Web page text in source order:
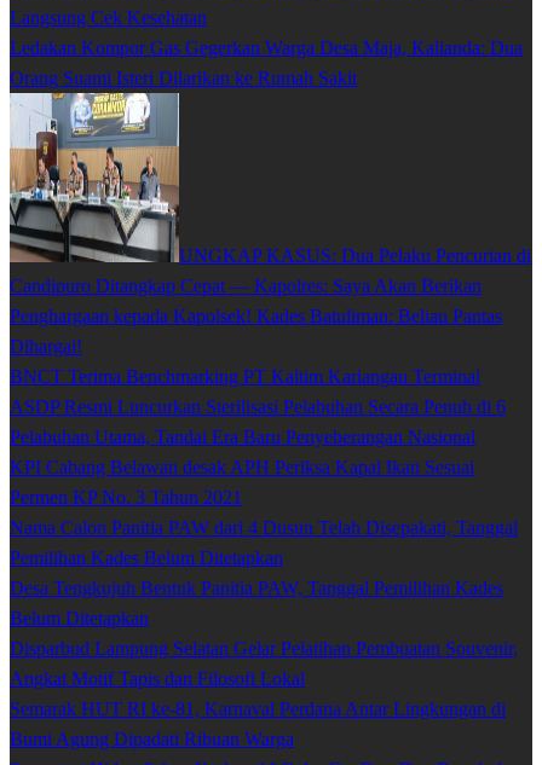
Langsung Cek Kesehatan
Ledakan Kompor Gas Gegerkan Warga Desa Maja, Kalianda: Dua
Orang Suami Isteri Dilarikan ke Rumah Sakit
UNGKAP KASUS: Dua Pelaku Pencurian di
Candipuro Ditangkap Cepat — Kapolres: Saya Akan Berikan
Penghargaan kepada Kapolsek! Kades Batuliman: Beliau Pantas
Dihargai!
BNCT Terima Benchmarking PT Kaltim Kariangau Terminal
ASDP Resmi Luncurkan Sterilisasi Pelabuhan Secara Penuh di 6
Pelabuhan Utama, Tandai Era Baru Penyeberangan Nasional
KPI Cabang Belawan desak APH Periksa Kapal Ikan Sesuai
Permen KP No. 3 Tahun 2021
Nama Calon Panitia PAW dari 4 Dusun Telah Disepakati, Tanggal
Pemilihan Kades Belum Ditetapkan
Desa Tengkujuh Bentuk Panitia PAW, Tanggal Pemilihan Kades
Belum Ditetapkan
Disparbud Lampung Selatan Gelar Pelatihan Pembuatan Souvenir,
Angkat Motif Tapis dan Filosofi Lokal
Semarak HUT RI ke-81, Karnaval Perdana Antar Lingkungan di
Bumi Agung Dipadati Ribuan Warga